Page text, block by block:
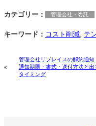
カテゴリー： 管理会社・委託
キーワード： コスト削減, テ
«
管理会社リプレイスの解約通知
通知期限・書式・送付方法と出
タイミング